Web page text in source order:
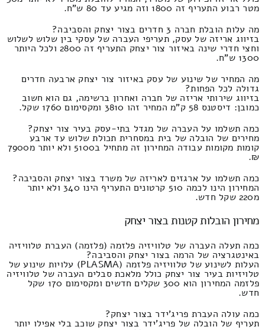
מטר רבוע התעריף זה 1800 וזה מגיע עד 80 ש"ח.
מה עלות הובלת חברה 3 חדרים בצור יצחק והסביבה?
בזיווג אריזה של עסק, תעריפי העברה של עסקי בין שלוש לשלוש
וחצי חדרי שינה באיזור צור יצחק התעריף זה 2800 ולכל היותר
1300 ש"ח.
מה המחיר של שינוע של עסק באיזור צור יצחק ארבעה חדרים
גדולה לכל הפחות?
בזיווג שירותי אריזה של חברה ואחרון ברשימה, גם הוא חשוב
כמובן: דיסטנס 58 ק"מ המחיר זהו 3810 ומקסימום 1760 שקל.
כמה תשלמו על העברה של מגדל בתי-עסק בעיר צור יצחק?
מחירים של הובלה של בית במסחרית תכולת שלוש עד ארבע
קומות מקומות עבודה המחירון זה מתחיל ב5100 ולא יותר מ7900
₪.
כמה תשלמו על ארגזים לאריזה של משרד בצור יצחק והסביבה?
המחירון הינו לכמה 510 קרטונים התעריף הינו 340 ולא יותר
מ220 שקל חדש.
מחירון הובלות קטנות בצור יצחק
כמה תעלה העברה של טלוויזיה פלזמה (פלזמה) העברת טלוויזיה
באינטגרציה של הרמה בצור יצחק והסביבה?
העלות לשינוע של טלוויזיה פלזמה (PLASMA) עלויות שינוע של
טלויזיות בעיר צור יצחק כולל מלאכת סבלים העברה של טלוויזיה
פלזמה המחירון הוא 300 שקלים חדשים ומקסימום 170 שקל
חדש.
כמה עולה העברת פריג'ידר בצור יצחק?
תעריף של הובלה של פריג'ידר בצור יצחק שוכב בלי אפילו יותר